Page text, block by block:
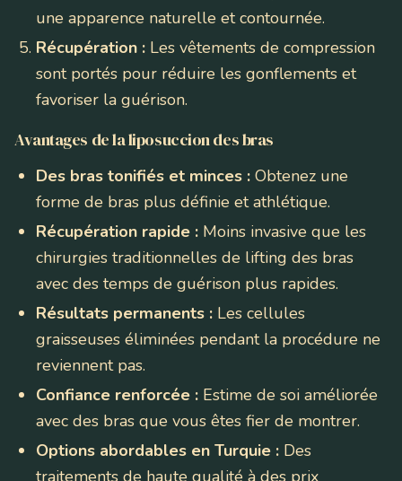
une apparence naturelle et contournée.
Récupération : Les vêtements de compression
sont portés pour réduire les gonflements et
favoriser la guérison.
Avantages de la liposuccion des bras
Des bras tonifiés et minces : Obtenez une
forme de bras plus définie et athlétique.
Récupération rapide : Moins invasive que les
chirurgies traditionnelles de lifting des bras
avec des temps de guérison plus rapides.
Résultats permanents : Les cellules
graisseuses éliminées pendant la procédure ne
reviennent pas.
Confiance renforcée : Estime de soi améliorée
avec des bras que vous êtes fier de montrer.
Options abordables en Turquie : Des
traitements de haute qualité à des prix